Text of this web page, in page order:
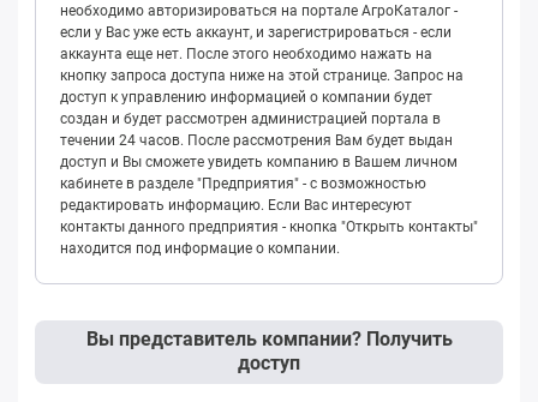
необходимо авторизироваться на портале АгроКаталог -
если у Вас уже есть аккаунт, и зарегистрироваться - если
аккаунта еще нет. После этого необходимо нажать на
кнопку запроса доступа ниже на этой странице. Запрос на
доступ к управлению информацией о компании будет
создан и будет рассмотрен администрацией портала в
течении 24 часов. После рассмотрения Вам будет выдан
доступ и Вы сможете увидеть компанию в Вашем личном
кабинете в разделе "Предприятия" - с возможностью
редактировать информацию. Если Вас интересуют
контакты данного предприятия - кнопка "Открыть контакты"
находится под информацие о компании.
Вы представитель компании? Получить
доступ